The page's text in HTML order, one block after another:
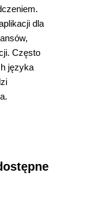
dla
Często
języka